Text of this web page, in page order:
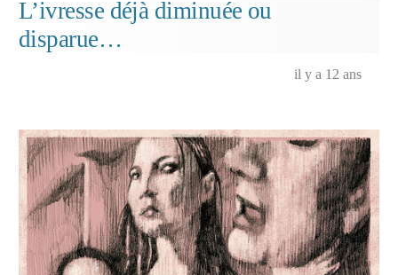
L’ivresse déjà diminuée ou
disparue…
il y a 12 ans